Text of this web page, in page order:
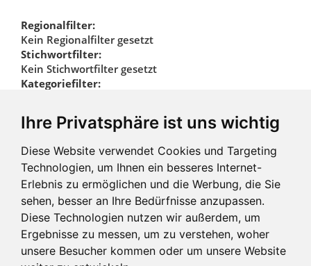
Ihre Privatsphäre ist uns wichtig
Diese Website verwendet Cookies und Targeting
Technologien, um Ihnen ein besseres Internet-
Erlebnis zu ermöglichen und die Werbung, die Sie
sehen, besser an Ihre Bedürfnisse anzupassen.
Diese Technologien nutzen wir außerdem, um
Ergebnisse zu messen, um zu verstehen, woher
unsere Besucher kommen oder um unsere Website
Regionalfilter:
Kein Regionalfilter gesetzt
Stichwortfilter:
Kein Stichwortfilter gesetzt
Kategoriefilter:
Kategoriefilter
zurücksetzen